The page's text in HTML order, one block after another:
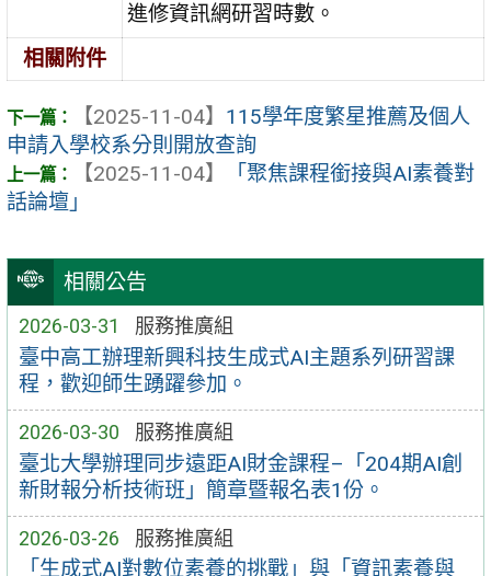
相關公告
2026-03-31 服務推廣組
臺中高工辦理新興科技生成式AI主題系列研習課
程，歡迎師生踴躍參加。
2026-03-30 服務推廣組
臺北大學辦理同步遠距AI財金課程–「204期AI創
新財報分析技術班」簡章暨報名表1份。
2026-03-26 服務推廣組
「生成式AI對數位素養的挑戰」與「資訊素養與
進修資訊網研習時數。
相關附件
【2025-11-04】 115學年度繁星推薦及個人
申請入學校系分則開放查詢
【2025-11-04】
「聚焦課程銜接與AI素養對
話論壇」